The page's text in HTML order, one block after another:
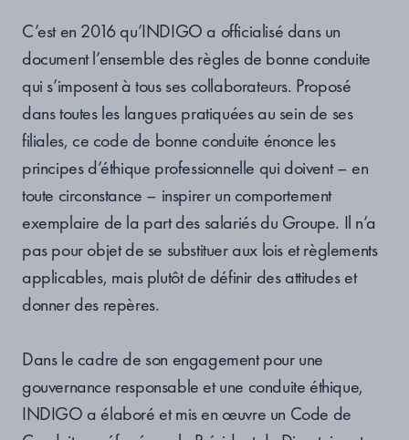
C’est en 2016 qu’INDIGO a officialisé dans un
document l’ensemble des règles de bonne conduite
qui s’imposent à tous ses collaborateurs. Proposé
dans toutes les langues pratiquées au sein de ses
filiales, ce code de bonne conduite énonce les
principes d’éthique professionnelle qui doivent – en
toute circonstance – inspirer un comportement
exemplaire de la part des salariés du Groupe. Il n’a
pas pour objet de se substituer aux lois et règlements
applicables, mais plutôt de définir des attitudes et
donner des repères.
Dans le cadre de son engagement pour une
gouvernance responsable et une conduite éthique,
INDIGO a élaboré et mis en œuvre un Code de